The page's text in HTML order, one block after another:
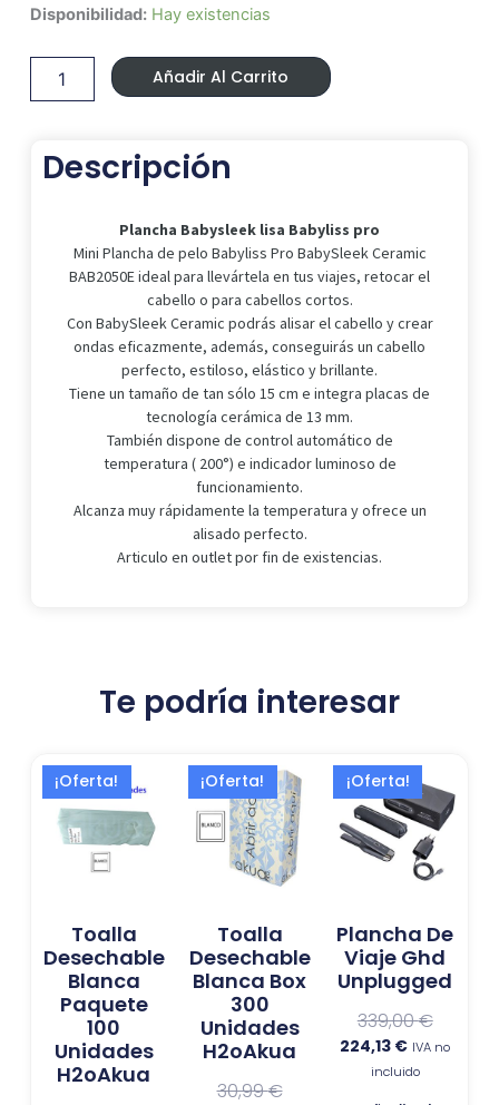
Disponibilidad: Hay existencias
Plancha
lisa
Babyliss
pro
Añadir Al Carrito
Descripción
Plancha Babysleek lisa Babyliss pro
Mini Plancha de pelo Babyliss Pro BabySleek Ceramic
BAB2050E ideal para llevártela en tus viajes, retocar el
cabello o para cabellos cortos.
Con BabySleek Ceramic podrás alisar el cabello y crear
ondas eficazmente, además, conseguirás un cabello
perfecto, estiloso, elástico y brillante.
Tiene un tamaño de tan sólo 15 cm e integra placas de
tecnología cerámica de 13 mm.
También dispone de control automático de
temperatura ( 200°) e indicador luminoso de
funcionamiento.
Alcanza muy rápidamente la temperatura y ofrece un
alisado perfecto.
Articulo en outlet por fin de existencias.
Te podría interesar
¡Oferta!
Toalla
Desechable
Blanca
Paquete
100
Unidades
H2oAkua
El
precio
original
era:
10,99 €.
precio
actual
¡Oferta!
Toalla
Desechable
Blanca Box
300
Unidades
H2oAkua
30,99€
El
precio
original
era:
30,99 €.
El
precio
actual
es:
27,99 €.
¡Oferta!
Plancha De
Viaje Ghd
Unplugged
339,00€
precio
original
era:
339,00
224,13 €
El
precio
actual
es:
224,13 €.
IVA no
incluido